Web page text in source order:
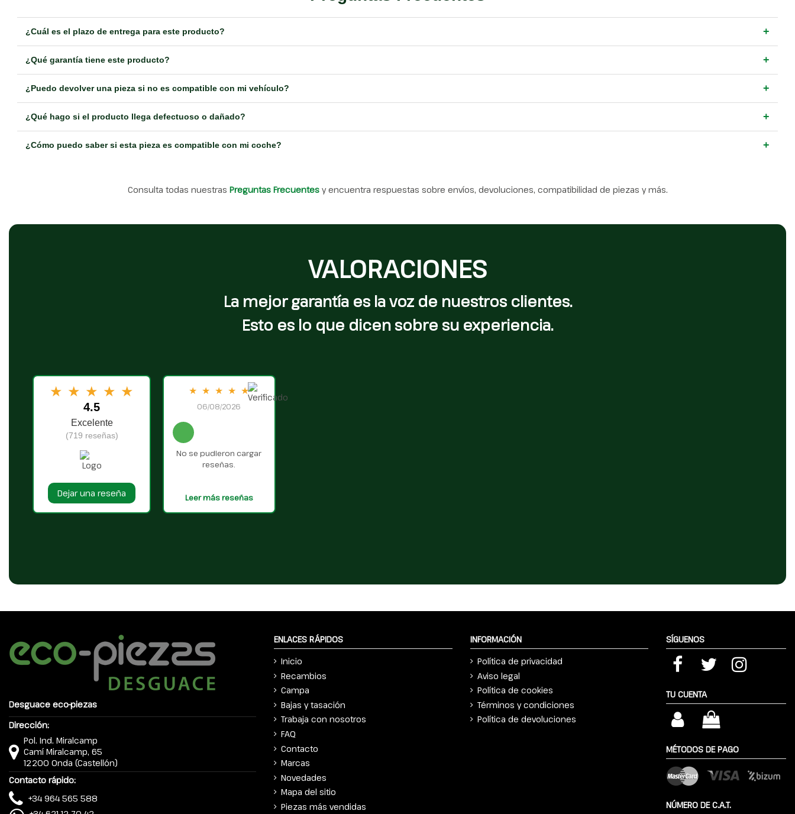
¿Cuál es el plazo de entrega para este producto? +
¿Qué garantía tiene este producto? +
¿Puedo devolver una pieza si no es compatible con mi vehículo? +
¿Qué hago si el producto llega defectuoso o dañado? +
¿Cómo puedo saber si esta pieza es compatible con mi coche? +
Consulta todas nuestras Preguntas Frecuentes y encuentra respuestas sobre envíos, devoluciones, compatibilidad de piezas y más.
VALORACIONES
La mejor garantía es la voz de nuestros clientes.
Esto es lo que dicen sobre su experiencia.
★ ★ ★ ★ ★
4.5
Excelente
(719 reseñas)
Dejar una reseña
★ ★ ★ ★ ★
06/08/2026
No se pudieron cargar
reseñas.
Leer más reseñas
Desguace eco-piezas
Dirección:
Pol. Ind. Miralcamp
Camí Miralcamp, 65
12200 Onda (Castellón)
Contacto rápido:
+34 964 565 588
ENLACES RÁPIDOS
Inicio
Recambios
Campa
Bajas y tasación
Trabaja con nosotros
FAQ
Contacto
Marcas
Novedades
Mapa del sitio
Piezas más vendidas
INFORMACIÓN
Política de privacidad
Aviso legal
Política de cookies
Términos y condiciones
Política de devoluciones
SÍGUENOS
TU CUENTA
MÉTODOS DE PAGO
NÚMERO DE C.A.T.